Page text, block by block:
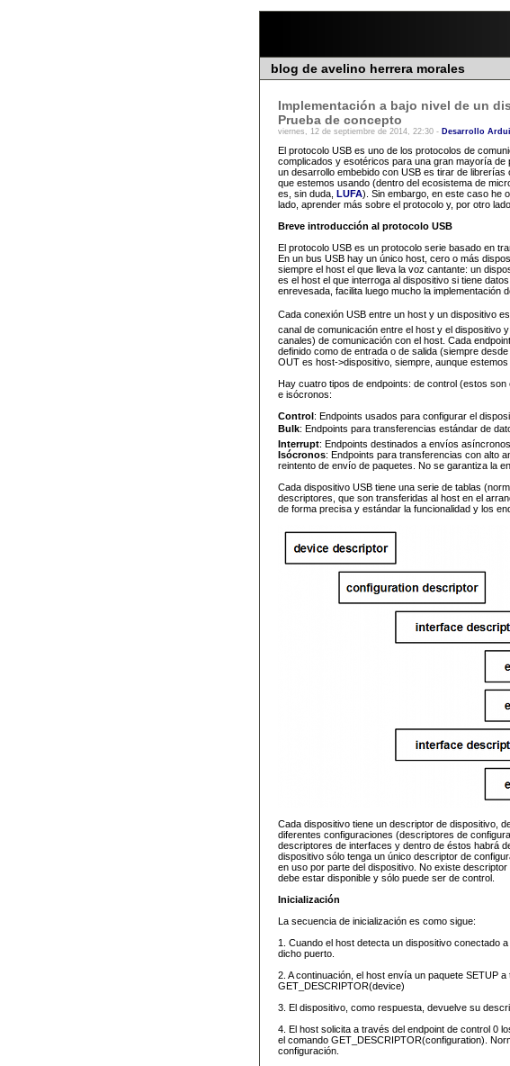
blog de avelino herrera morales
Implementación a bajo nivel de un
Prueba de concepto
viernes, 12 de septiembre de 2014, 22:30 - Desarrollo
El protocolo USB es uno de los protocolos de
complicados y esotéricos para una gran mayoría
un desarrollo embebido con USB es tirar de
que estemos usando (dentro del ecosistema de
es, sin duda, LUFA). Sin embargo, en este caso he
lado, aprender más sobre el protocolo y, por otro
Breve introducción al protocolo USB
El protocolo USB es un protocolo serie basado en
En un bus USB hay un único host, cero o más
siempre el host el que lleva la voz cantante: un
es el host el que interroga al dispositivo si tiene
enrevesada, facilita luego mucho la implementación
Cada conexión USB entre un host y un dispositivo
canal de comunicación entre el host y el dispositivo
canales) de comunicación con el host. Cada
definido como de entrada o de salida (siempre
OUT es host->dispositivo, siempre, aunque estemos
Hay cuatro tipos de endpoints: de control (estos
e isócronos:
Control: Endpoints usados para configurar el
Bulk: Endpoints para transferencias estándar de
Interrupt: Endpoints destinados a envíos
Isócronos: Endpoints para transferencias con alto
reintento de envío de paquetes. No se garantiza la
Cada dispositivo USB tiene una serie de tablas
descriptores, que son transferidas al host en el
de forma precisa y estándar la funcionalidad y los
Cada dispositivo tiene un descriptor de dispositivo,
diferentes configuraciones (descriptores de
descriptores de interfaces y dentro de éstos habrá
dispositivo sólo tenga un único descriptor de
en uso por parte del dispositivo. No existe
debe estar disponible y sólo puede ser de control.
Inicialización
La secuencia de inicialización es como sigue:
1. Cuando el host detecta un dispositivo conectado
dicho puerto.
2. A continuación, el host envía un paquete SETUP
GET_DESCRIPTOR(device)
3. El dispositivo, como respuesta, devuelve su
4. El host solicita a través del endpoint de control 0
el comando GET_DESCRIPTOR(configuration).
configuración.